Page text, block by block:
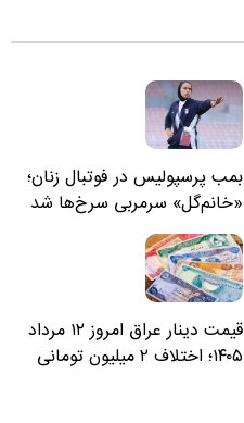
بمب پرسپولیس در فوتبال زنان؛
«خانم‌گل» سرمربی سرخ‌ها شد
قیمت دینار عراق امروز ۱۲ مرداد
۱۴۰۵؛ اختلاف ۲ میلیون تومانی